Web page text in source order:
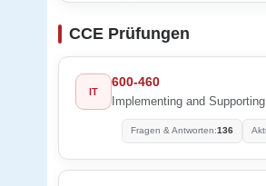
CCE Prüfungen
IT
600-460
Implementing and
Fragen & Antworten:136